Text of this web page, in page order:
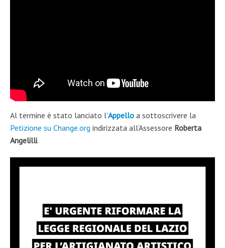
Al termine è stato lanciato l’Appello a sottoscrivere la
Petizione su Change.org indirizzata all’Assessore Roberta
Angelilli.